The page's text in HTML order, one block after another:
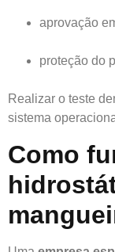
aprovação
proteção do
Realizar o teste
sistema
Como